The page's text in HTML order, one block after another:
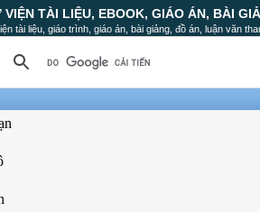
VIỆN TÀI LIỆU, EBOOK, GIÁO ÁN, BÀI
tài liệu, giáo trình, giáo án, bài giảng, đồ án, luận văn